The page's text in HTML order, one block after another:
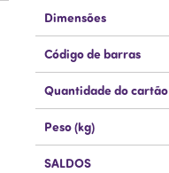
Informação
Dimensões
Código de barras
Quantidade do cartão
Peso (kg)
SALDOS